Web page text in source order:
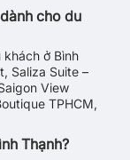
cho du
ở Bình
Saliza Suite –
View
TPHCM,
Thạnh?